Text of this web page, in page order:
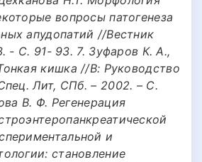
вопросы патогенеза
апудопатий //Вестник
- С. 91- 93. 7. Зуфаров К. А.,
кишка //В: Руководство
Лит, СПб. – 2002. – С.
В. Ф. Регенерация
и
становление